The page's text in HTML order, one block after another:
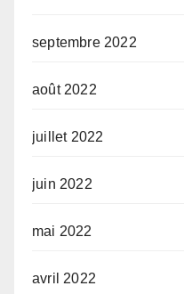
septembre 2022
août 2022
juillet 2022
juin 2022
mai 2022
avril 2022